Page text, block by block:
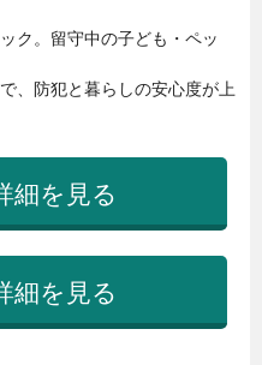
ク。留守中の子ども・ペッ
、防犯と暮らしの安心度が上
細を見る
細を見る